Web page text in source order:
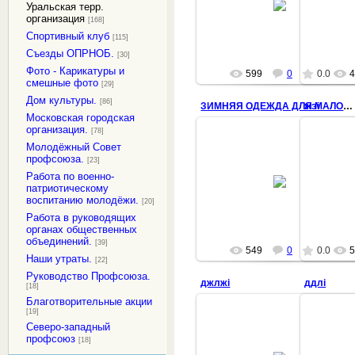
Уральская терр.
организация [168]
Спортивный клуб [115]
Съезды ОПРНОБ. [30]
Фото - Карикатуры и
смешные фото [29]
Дом культуры. [86]
Московская городская
организация. [78]
Молодёжный Совет
профсоюза. [23]
Работа по военно-
патриотическому
воспитанию молодёжи. [20]
Работа в руководящих
органах общественных
объединений. [39]
Наши утраты. [22]
Руководство Профсоюза.
[18]
Благотворительные акции
[19]
Северо-западный
профсоюз [18]
599 0 0.0
ЗИМНЯЯ ОДЕЖДА ДЛЯ МАЛООБЕСПЕЧЕННЫХ СЕМЕЙ
549 0 0.0
жэi
джлжi ддлi